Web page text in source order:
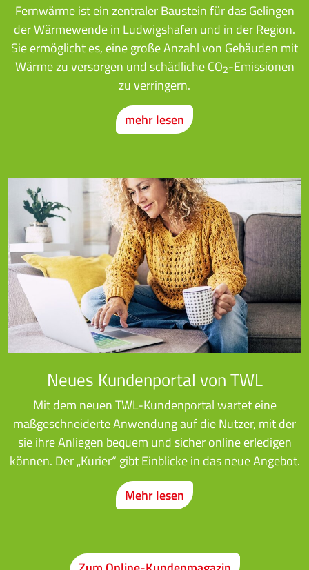
Fernwärme ist ein zentraler Baustein für das Gelingen
der Wärmewende in Ludwigshafen und in der Region.
Sie ermöglicht es, eine große Anzahl von Gebäuden mit
Wärme zu versorgen und schädliche CO2-Emissionen
zu verringern.
mehr lesen
Neues Kundenportal von TWL
Mit dem neuen TWL-Kundenportal wartet eine
maßgeschneiderte Anwendung auf die Nutzer, mit der
sie ihre Anliegen bequem und sicher online erledigen
können. Der „Kurier“ gibt Einblicke in das neue Angebot.
Mehr lesen